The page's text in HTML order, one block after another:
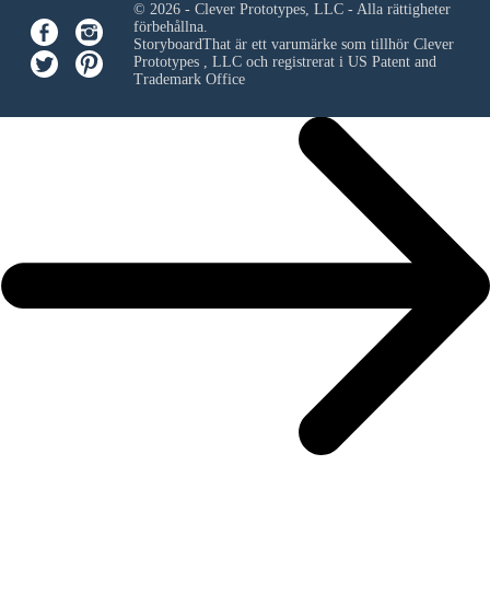
© 2026 - Clever Prototypes, LLC - Alla rättigheter
förbehållna.
StoryboardThat är ett varumärke som tillhör Clever
Prototypes , LLCoch registrerat i US Patent and
Trademark Office